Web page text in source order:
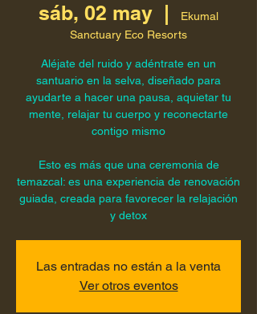
sáb, 02 may
  |
Ekumal
Sanctuary Eco Resorts
Aléjate del ruido y adéntrate en un
santuario en la selva, diseñado para
ayudarte a hacer una pausa, aquietar tu
mente, relajar tu cuerpo y reconectarte
contigo mismo
Esto es más que una ceremonia de
temazcal: es una experiencia de renovación
guiada, creada para favorecer la relajación
y detox
Las entradas no están a la venta
Ver otros eventos